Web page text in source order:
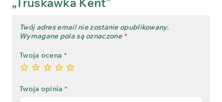
Twój adres email nie zostanie opublikowany.
Wymagane pola są oznaczone *
Twoja ocena *
Twoja opinia *